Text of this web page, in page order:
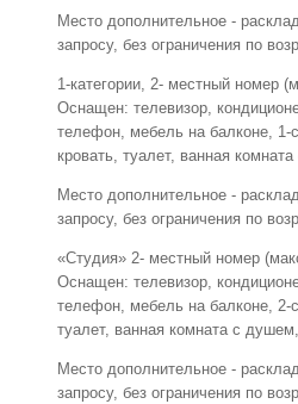
Место дополнительное -
запросу, без ограничения по
1-категории, 2- местный номер
Оснащен: телевизор,
телефон, мебель на балконе, 1-
кровать, туалет, ванная
Место дополнительное -
запросу, без ограничения по
«Студия» 2- местный номер
Оснащен: телевизор,
телефон, мебель на балконе, 2-
туалет, ванная комната с
Место дополнительное -
запросу, без ограничения по